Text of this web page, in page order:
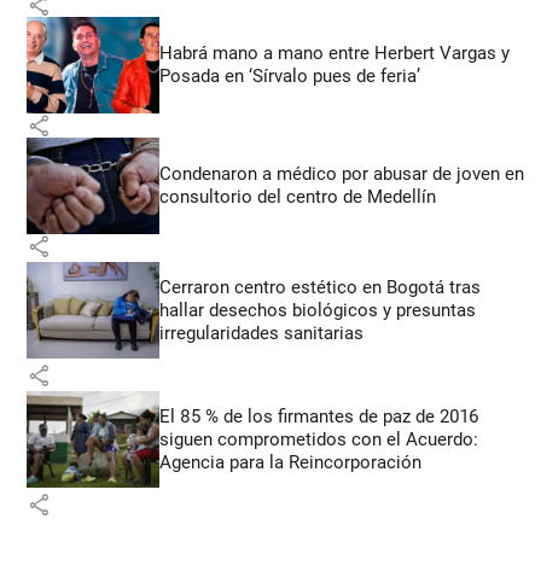
Habrá mano a mano entre Herbert Vargas y
Posada en ‘Sírvalo pues de feria’
share
Condenaron a médico por abusar de joven en
consultorio del centro de Medellín
share
Cerraron centro estético en Bogotá tras
hallar desechos biológicos y presuntas
irregularidades sanitarias
share
El 85 % de los firmantes de paz de 2016
siguen comprometidos con el Acuerdo:
Agencia para la Reincorporación
share